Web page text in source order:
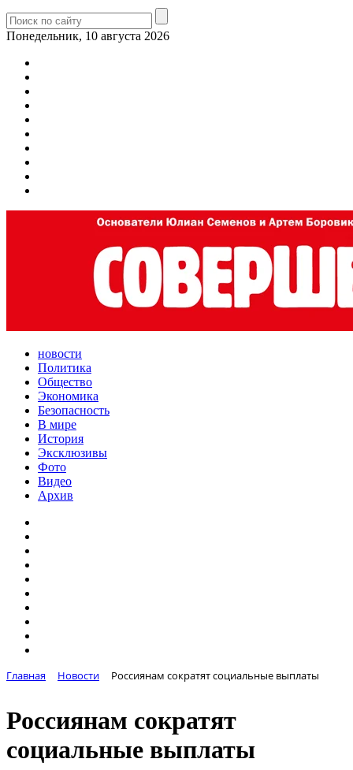
Понедельник, 10 августа 2026
новости
Политика
Общество
Экономика
Безопасность
В мире
История
Эксклюзивы
Фото
Видео
Архив
Главная Новости Россиянам сократят социальные выплаты
Россиянам сократят
социальные выплаты